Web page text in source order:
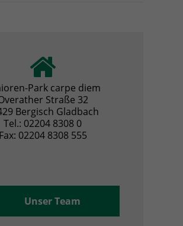
Park carpe diem
Straße 32
Bergisch Gladbach
Tel.: 02204 8308 0
Fax: 02204 8308 555
Unser Team